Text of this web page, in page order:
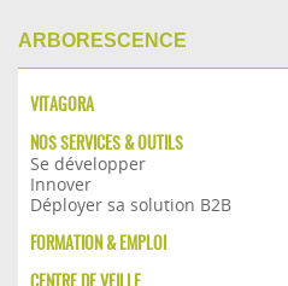
ARBORESCENCE
VITAGORA
NOS SERVICES & OUTILS
Se développer
Innover
Déployer sa solution B2B
FORMATION & EMPLOI